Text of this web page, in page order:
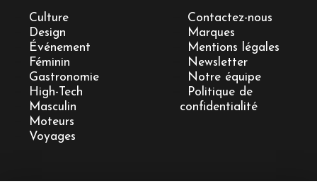
Culture
Design
Événement
Féminin
Gastronomie
High-Tech
Masculin
Moteurs
Voyages
Contactez-nous
Marques
Mentions légales
Newsletter
Notre équipe
Politique de
confidentialité